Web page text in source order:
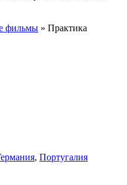
фильмы » Практика
, Португалия